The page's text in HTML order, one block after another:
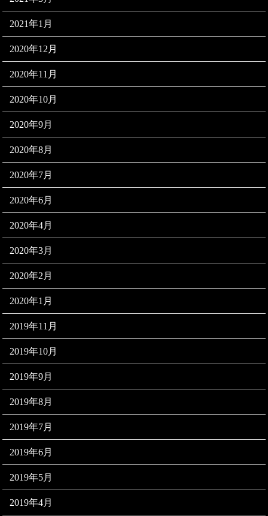
2021年1月
2020年12月
2020年11月
2020年10月
2020年9月
2020年8月
2020年7月
2020年6月
2020年4月
2020年3月
2020年2月
2020年1月
2019年11月
2019年10月
2019年9月
2019年8月
2019年7月
2019年6月
2019年5月
2019年4月